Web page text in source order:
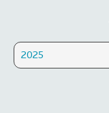
2025